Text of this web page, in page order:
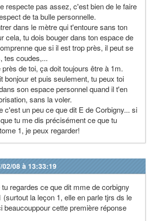
respecte pas assez, c'est bien de le faire
de ta bulle personnelle.
dans le mètre qui t'entoure sans ton
cela, tu dois bouger dans ton espace de
que si il est trop près, il peut se
tes coudes,...
de toi, ça doit toujours être à 1m.
bonjour et puis seulement, tu peux toi
son espace personnel quand il t'en
sans la voler.
c'est un peu ce que dit E de Corbigny... si
tu me dis précisément ce que tu
1, je peux regarder!
02/08 à 13:33:19
regardes ce que dit mme de corbigny
la leçon 1, elle en parle tjrs ds le
beaucouppour cette première réponse